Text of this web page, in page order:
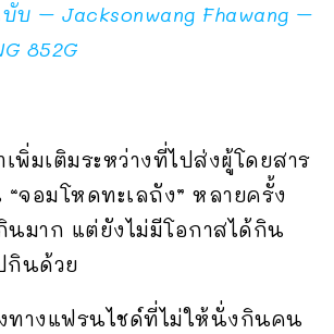
บ – Jacksonwang Fhawang –
852G
พิ่มเติมระหว่างที่ไปส่งผู้โดยสาร
“จอมโหดทะเลถัง” หลายครั้ง
นมาก แต่ยังไม่มีโอกาสได้กิน
กินด้วย
ทางแฟรนไชด์ที่ไม่ให้นั่งกินคน